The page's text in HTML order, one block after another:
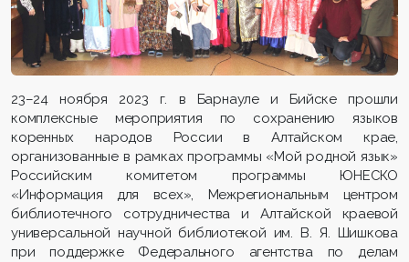
23–24 ноября 2023 г. в Барнауле и Бийске прошли
комплексные мероприятия по сохранению языков
коренных народов России в Алтайском крае,
организованные в рамках программы «Мой родной язык»
Российским комитетом программы ЮНЕСКО
«Информация для всех», Межрегиональным центром
библиотечного сотрудничества и Алтайской краевой
универсальной научной библиотекой им. В. Я. Шишкова
при поддержке Федерального агентства по делам